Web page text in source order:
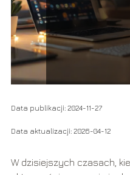
Data publikacji: 2024-11-27
Data aktualizacji: 2026-04-12
W dzisiejszych czasach,